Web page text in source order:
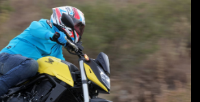
Jön még kép!